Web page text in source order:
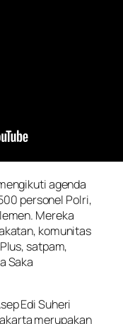
agenda
personel Polri,
Mereka
komunitas
satpam,
Saka
Edi Suheri
merupakan